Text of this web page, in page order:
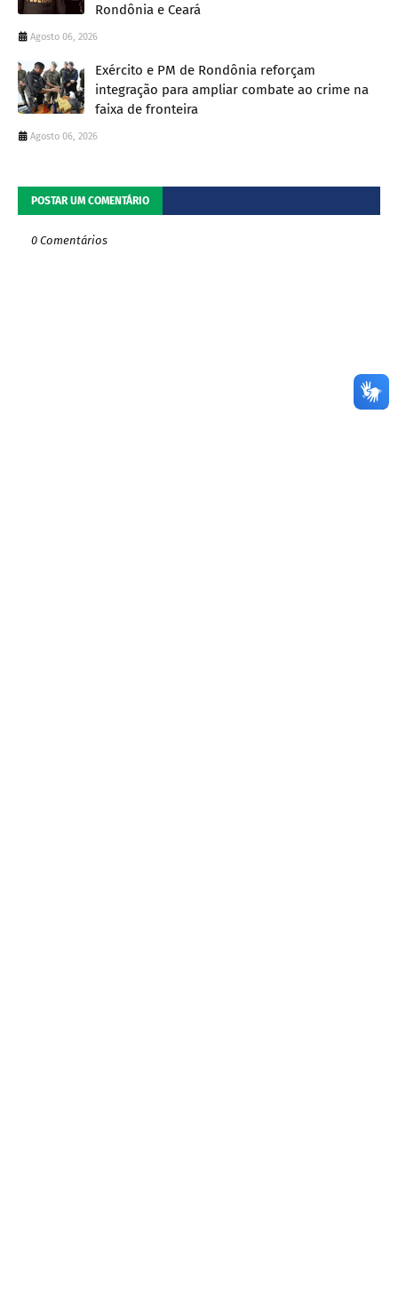
Rondônia e Ceará
Agosto 06, 2026
Exército e PM de Rondônia reforçam
integração para ampliar combate ao crime na
faixa de fronteira
Agosto 06, 2026
POSTAR UM COMENTÁRIO
0 Comentários